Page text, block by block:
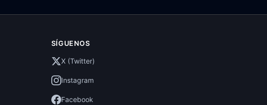
SÍGUENOS
X (Twitter)
Instagram
Facebook